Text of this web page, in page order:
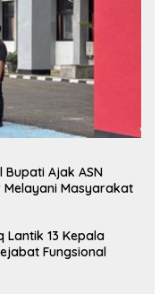
Ajak ASN
Melayani Masyarakat
Lantik 13 Kepala
Fungsional